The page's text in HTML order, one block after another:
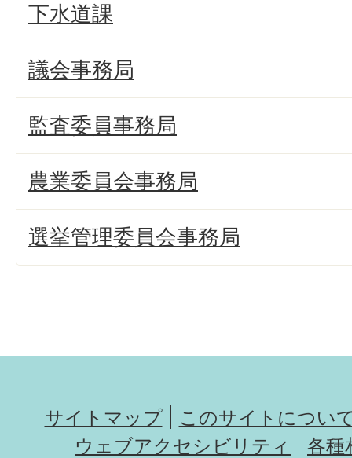
下水道課
議会事務局
監査委員事務局
農業委員会事務局
選挙管理委員会事務局
サイトマップ
このサイトについ
ウェブアクセシビリティ
各種